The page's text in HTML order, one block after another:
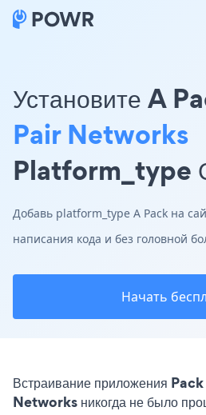
Установите A
Pair Networks
Platform_type
Добавь platform_type A Pack на
написания кода и без головной
Начать
Встраивание приложения
Networks никогда не было